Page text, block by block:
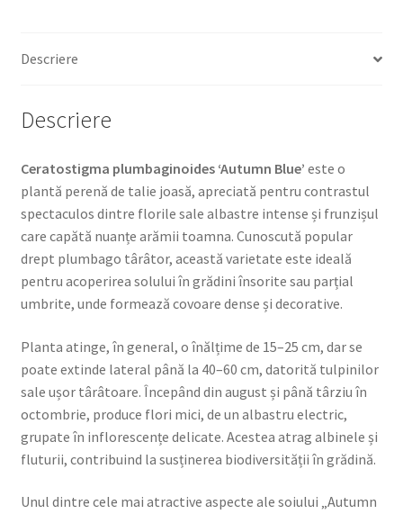
Descriere
Descriere
Ceratostigma plumbaginoides ‘Autumn Blue’ este o
plantă perenă de talie joasă, apreciată pentru contrastul
spectaculos dintre florile sale albastre intense și frunzișul
care capătă nuanțe arămii toamna. Cunoscută popular
drept plumbago târâtor, această varietate este ideală
pentru acoperirea solului în grădini însorite sau parțial
umbrite, unde formează covoare dense și decorative.
Planta atinge, în general, o înălțime de 15–25 cm, dar se
poate extinde lateral până la 40–60 cm, datorită tulpinilor
sale ușor târâtoare. Începând din august și până târziu în
octombrie, produce flori mici, de un albastru electric,
grupate în inflorescențe delicate. Acestea atrag albinele și
fluturii, contribuind la susținerea biodiversității în grădină.
Unul dintre cele mai atractive aspecte ale soiului „Autumn